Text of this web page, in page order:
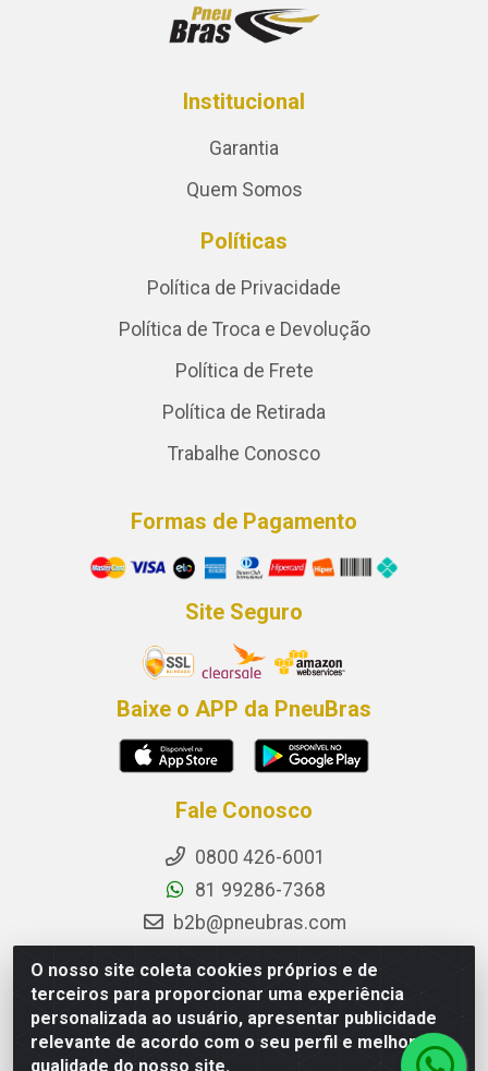
O nosso site coleta cookies próprios e de
terceiros para proporcionar uma experiência
personalizada ao usuário, apresentar publicidade
relevante de acordo com o seu perfil e melhorar a
qualidade do nosso site.
Institucional
Garantia
Quem Somos
Políticas
Política de Privacidade
Política de Troca e Devolução
Política de Frete
Política de Retirada
Trabalhe Conosco
Formas de Pagamento
Site Seguro
Baixe o APP da PneuBras
Fale Conosco
0800 426-6001
81 99286-7368
b2b@pneubras.com
Instagram
Facebook
Privacidade e Dados (DPO):